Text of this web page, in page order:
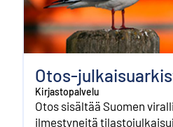
Otos-
Kirjastopalvelu
Otos sisältää Suomen
ilmestyneitä